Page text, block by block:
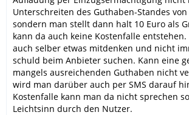
Unterschreiten des Guthaben-Standes
sondern man stellt dann halt 10 Euro als
kann da auch keine Kostenfalle
auch selber etwas mitdenken und nicht
schuld beim Anbieter suchen. Kann eine
mangels ausreichenden Guthaben nicht
wird man darüber auch per SMS darauf
Kostenfalle kann man da nicht sprechen
Leichtsinn durch den Nutzer.